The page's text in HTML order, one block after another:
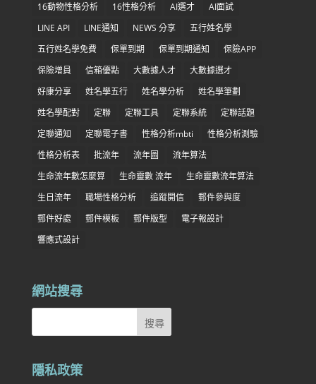
16動物性格分析 16性格分析 AI選才
AI面試
LINE API
LINE通知 NEWS 分享
五行姓名學
五行姓名學免費
保單到期 保單到期通知
保險APP
保險增員
信箱優點 大數據人才
大數據選才
好康分享
姓名學五行 姓名學分析
姓名學筆劃
姓名學配對
定聯 定聯工具 定聯系統
定聯話題
定聯通知
定聯電子書 性格分析mbti
性格分析測驗
性格分析表
批流年 流年圖
流年算法
生命流年數怎麼算
生命靈數 流年
生命靈數流年算法
生日流年
職場性格分析 追蹤開信
郵件參與度
郵件好處
郵件模板 郵件版型
電子報設計
響應式設計
網站搜尋
隱私政策